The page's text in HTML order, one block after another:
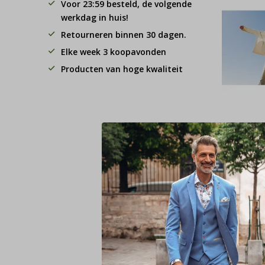
T-
Light
901)
79,95€
Voor 23:59 besteld, de volgende
werkdag in huis!
Retourneren binnen 30 dagen.
Elke week 3 koopavonden
Producten van hoge kwaliteit